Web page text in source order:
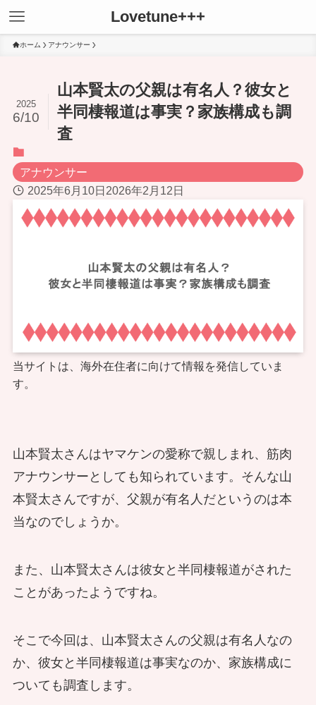
Lovetune+++
ホーム アナウンサー
山本賢太の父親は有名人？彼女と
半同棲報道は事実？家族構成も調
査
2025
6/10
アナウンサー
2025年6月10日 2026年2月12日
当サイトは、海外在住者に向けて情報を発信していま
す。
山本賢太さんはヤマケンの愛称で親しまれ、筋肉
アナウンサーとしても知られています。そんな山
本賢太さんですが、父親が有名人だというのは本
当なのでしょうか。
また、山本賢太さんは彼女と半同棲報道がされた
ことがあったようですね。
そこで今回は、山本賢太さんの父親は有名人なの
か、彼女と半同棲報道は事実なのか、家族構成に
ついても調査します。